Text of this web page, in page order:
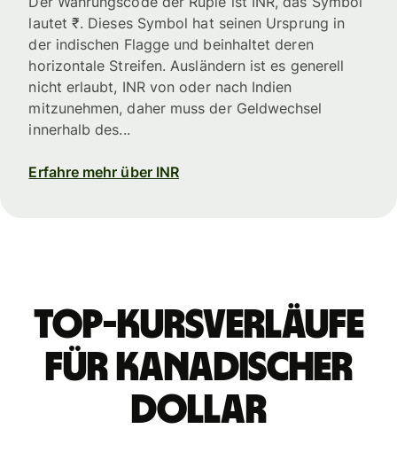
lautet ₹. Dieses Symbol hat seinen Ursprung in
der indischen Flagge und beinhaltet deren
horizontale Streifen. Ausländern ist es generell
nicht erlaubt, INR von oder nach Indien
mitzunehmen, daher muss der Geldwechsel
innerhalb des...
Erfahre mehr über INR
Top-Kursverläufe
für kanadischer
Dollar